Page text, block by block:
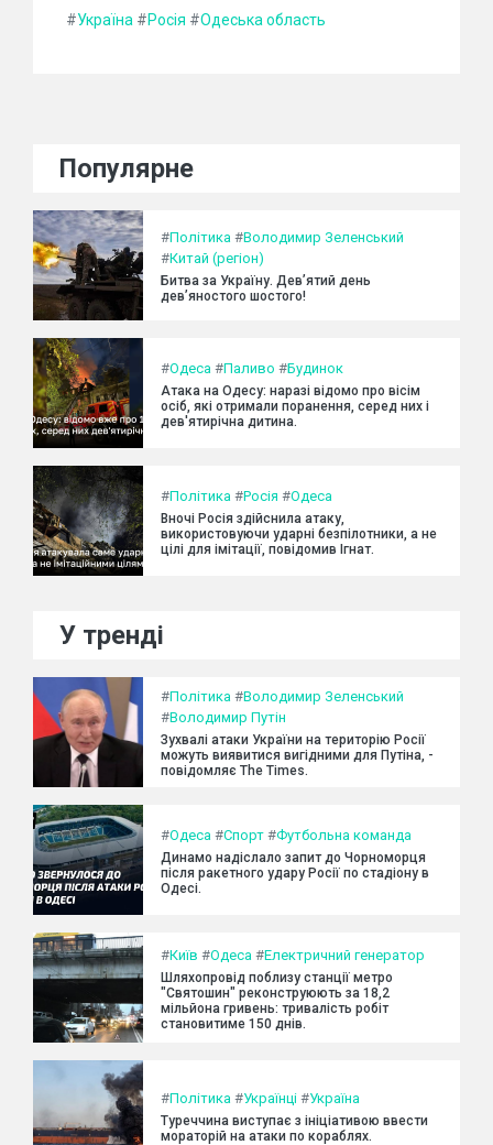
#Україна #Росія #Одеська область
Популярне
#Політика #Володимир Зеленський
#Китай (регіон)
Битва за Україну. Дев’ятий день
дев’яностого шостого!
#Одеса #Паливо #Будинок
Атака на Одесу: наразі відомо про вісім
осіб, які отримали поранення, серед них і
дев'ятирічна дитина.
#Політика #Росія #Одеса
Вночі Росія здійснила атаку,
використовуючи ударні безпілотники, а не
цілі для імітації, повідомив Ігнат.
У тренді
#Політика #Володимир Зеленський
#Володимир Путін
Зухвалі атаки України на територію Росії
можуть виявитися вигідними для Путіна, -
повідомляє The Times.
#Одеса #Спорт #Футбольна команда
Динамо надіслало запит до Чорноморця
після ракетного удару Росії по стадіону в
Одесі.
#Київ #Одеса #Електричний генератор
Шляхопровід поблизу станції метро
"Святошин" реконструюють за 18,2
мільйона гривень: тривалість робіт
становитиме 150 днів.
#Політика #Українці #Україна
Туреччина виступає з ініціативою ввести
мораторій на атаки по кораблях.